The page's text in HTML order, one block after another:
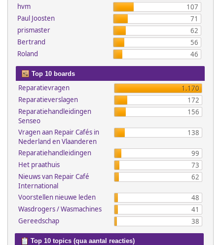
hvm
107
Paul Joosten
71
prismaster
62
Bertrand
56
Roland
46
Top 10 boards
Reparatievragen
1.170
Reparatieverslagen
172
Reparatiehandleidingen
Senseo
156
Vragen aan Repair Cafés in
Nederland en Vlaanderen
138
Reparatiehandleidingen
99
Het praathuis
73
Nieuws van Repair Café
International
62
Voorstellen nieuwe leden
48
Wasdrogers / Wasmachines
41
Gereedschap
38
Top 10 topics (qua aantal reacties)